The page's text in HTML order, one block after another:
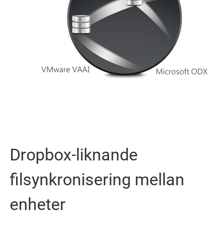
Dropbox-liknande
filsynkronisering mellan
enheter